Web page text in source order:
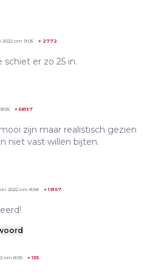
2022 om 9:05 + 2772
er zo 25 in.
+58137
zijn maar realistisch gezien
niet vast willen bijten.
2022 om 8:58 +19167
om 8:55 +135